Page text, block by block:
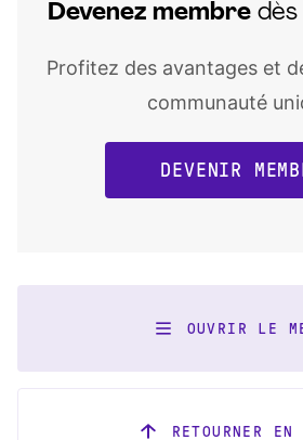
Devenez membre dès
Profitez des avantages et
communauté
DEVENIR
OUVRIR LE
RETOURNER EN